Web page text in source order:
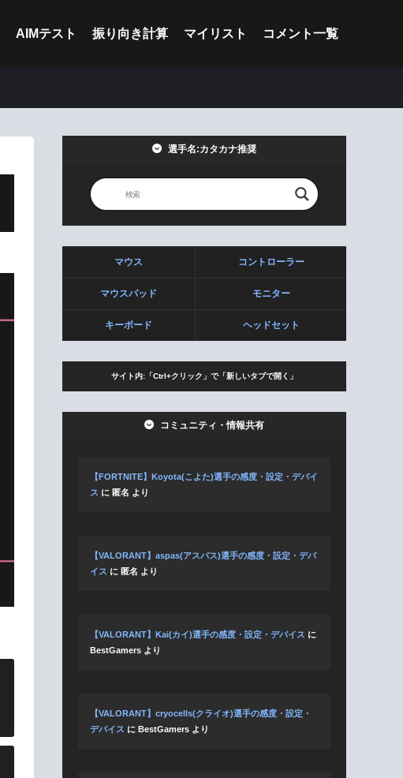
AIMテスト 振り向き計算 マイリスト コメント一覧
選手名:カタカナ推奨
マウス コントローラー
マウスパッド モニター
キーボード ヘッドセット
サイト内:「Ctrl+クリック」で「新しいタブで開く」
コミュニティ・情報共有
【FORTNITE】Koyota(こよた)選手の感度・設定・デバイ
ス に 匿名 より
【VALORANT】aspas(アスパス)選手の感度・設定・デバ
イス に 匿名 より
【VALORANT】Kai(カイ)選手の感度・設定・デバイス に
BestGamers より
【VALORANT】cryocells(クライオ)選手の感度・設定・
デバイス に BestGamers より